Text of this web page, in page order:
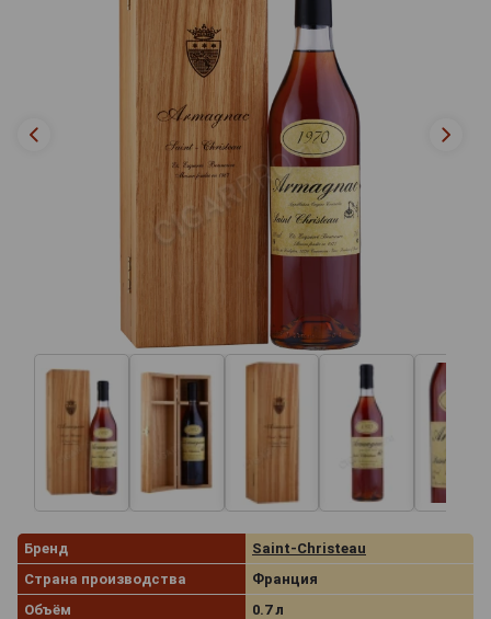
Бренд
Saint-Christeau
Страна производства
Франция
Объём
0.7 л